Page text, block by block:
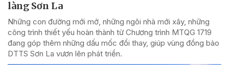
làng Sơn La
Những con đường mới mở, những ngôi nhà mới xây, những
công trình thiết yếu hoàn thành từ Chương trình MTQG 1719
đang góp thêm những dấu mốc đổi thay, giúp vùng đồng bào
DTTS Sơn La vươn lên phát triển.